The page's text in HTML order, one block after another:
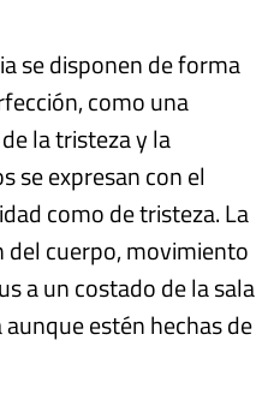
se disponen de forma
como una
la tristeza y la
se expresan con el
como de tristeza. La
del cuerpo, movimiento
a un costado de la sala
estén hechas de